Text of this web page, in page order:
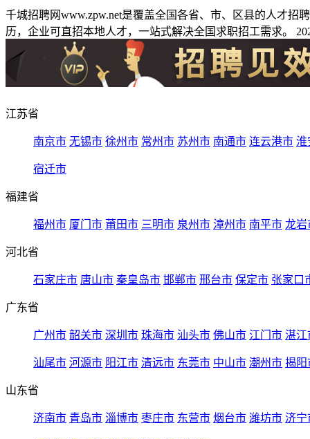
千城招聘网www.zpw.net是覆盖全国各省、市、区县的人才
历，企业可直招本地人才，一站式解决全国求职招工需求。
江苏省
南京市 无锡市 徐州市 常州市 苏州市 南通市 连云港市 淮
宿迁市
福建省
福州市 厦门市 莆田市 三明市 泉州市 漳州市 南平市 龙岩
河北省
石家庄市 唐山市 秦皇岛市 邯郸市 邢台市 保定市 张家口
广东省
广州市 韶关市 深圳市 珠海市 汕头市 佛山市 江门市 湛江
汕尾市 河源市 阳江市 清远市 东莞市 中山市 潮州市 揭阳
山东省
济南市 青岛市 淄博市 枣庄市 东营市 烟台市 潍坊市 济宁